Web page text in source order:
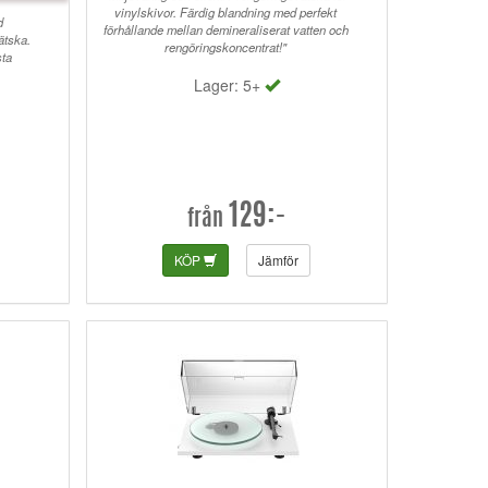
vinylskivor. Färdig blandning med perfekt
förhållande mellan demineraliserat vatten och
rengöringskoncentrat!"
Lager: 5+
från 129:-
KÖP Jämför